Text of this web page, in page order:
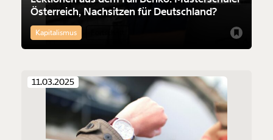
Österreich, Nachsitzen für Deutschland?
Kapitalismus
11.03.2025